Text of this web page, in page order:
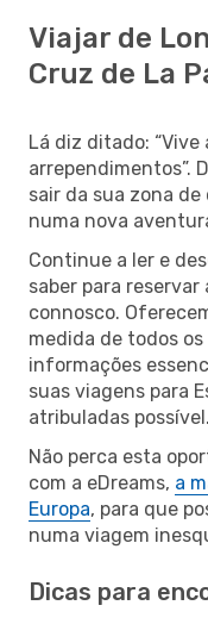
Viajar de
Cruz de La
Lá diz ditado: “Vive
arrependimentos”.
sair da sua zona
numa nova
Continue a ler e
saber para
connosco.
medida de todos
informações
suas viagens para
atribuladas possível.
Não perca esta
com a eDreams, a
Europa, para que
numa viagem
Dicas para